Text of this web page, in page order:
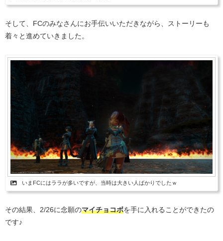
そして、FCのみなさんにお手伝いいただきながら、ストーリーも
着々と進めていきました。
いまFCにはララが多いですが、当時は大きい人ばかりでしたｗ
その結果、2/26に念願のマイチョコボを手に入れることができたの
です♪